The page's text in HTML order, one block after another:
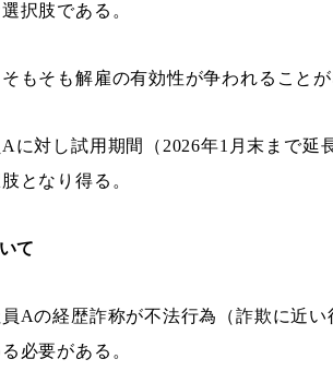
択肢である。
もそも解雇の有効性が争われること
に対し試用期間（2026年1月末まで
となり得る。
て
Aの経歴詐称が不法行為（詐欺に近
必要がある。